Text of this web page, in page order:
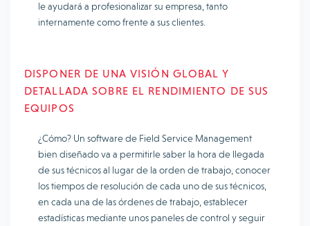
le ayudará a profesionalizar su empresa, tanto
internamente como frente a sus clientes.
DISPONER DE UNA VISIÓN GLOBAL Y
DETALLADA SOBRE EL RENDIMIENTO DE SUS
EQUIPOS
¿Cómo? Un software de Field Service Management
bien diseñado va a permitirle saber la hora de llegada
de sus técnicos al lugar de la orden de trabajo, conocer
los tiempos de resolución de cada uno de sus técnicos,
en cada una de las órdenes de trabajo, establecer
estadísticas mediante unos paneles de control y seguir